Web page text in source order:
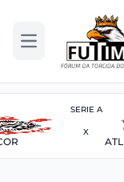
Abrir menu
SERIE A
X
ATL